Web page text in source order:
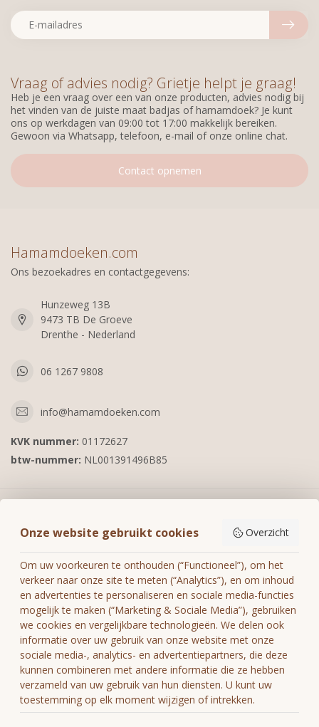
Vraag of advies nodig? Grietje helpt je graag!
Heb je een vraag over een van onze producten, advies nodig bij
het vinden van de juiste maat badjas of hamamdoek? Je kunt
ons op werkdagen van 09:00 tot 17:00 makkelijk bereiken.
Gewoon via Whatsapp, telefoon, e-mail of onze online chat.
Contact opnemen
Hamamdoeken.com
Ons bezoekadres en contactgegevens:
Hunzeweg 13B
9473 TB De Groeve
Drenthe - Nederland
06 1267 9808
info@hamamdoeken.com
KVK nummer: 01172627
btw-nummer: NL001391496B85
Mijn account
€
Onze website gebruikt cookies Overzicht
Om uw voorkeuren te onthouden (“Functioneel”), om het
verkeer naar onze site te meten (“Analytics”), en om inhoud
en advertenties te personaliseren en sociale media-functies
mogelijk te maken (“Marketing & Sociale Media”), gebruiken
we cookies en vergelijkbare technologieën. We delen ook
informatie over uw gebruik van onze website met onze
sociale media-, analytics- en advertentiepartners, die deze
kunnen combineren met andere informatie die ze hebben
verzameld van uw gebruik van hun diensten. U kunt uw
toestemming op elk moment wijzigen of intrekken.